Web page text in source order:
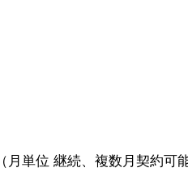
月単位 継続、複数月契約可能